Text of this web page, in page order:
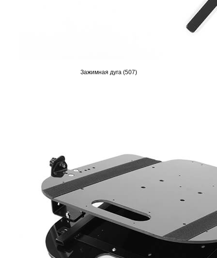
Зажимная дуга (507)